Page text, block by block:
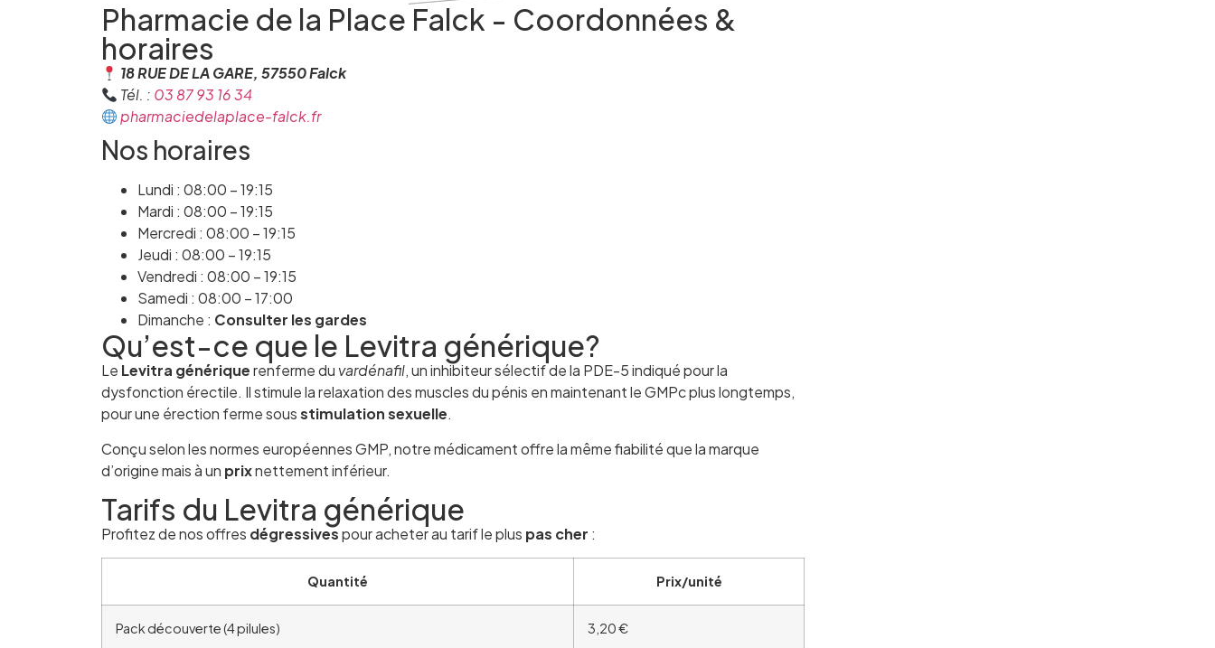
Pharmacie de la Place Falck - Coordonnées &
horaires
18 RUE DE LA GARE, 57550 Falck
Tél. : 03 87 93 16 34
pharmaciedelaplace-falck.fr
Nos horaires
Lundi : 08:00 – 19:15
Mardi : 08:00 – 19:15
Mercredi : 08:00 – 19:15
Jeudi : 08:00 – 19:15
Vendredi : 08:00 – 19:15
Samedi : 08:00 – 17:00
Dimanche : Consulter les gardes
Qu’est-ce que le Levitra générique?
Le Levitra génériquerenferme du vardénafil, un inhibiteur sélectif de la PDE-5 indiqué pour la
dysfonction érectile. Il stimule la relaxation des muscles du pénis en maintenant le GMPc plus longtemps,
pour une érection ferme sousstimulation sexuelle.
Conçu selon les normes européennes GMP, notre médicament offre la même fiabilité que la marque
d’origine mais à un prixnettement inférieur.
Tarifs du Levitra générique
Profitez de nos offres dégressivespour acheter au tarif le plus pas cher :
Quantité Prix/unité
Pack découverte (4 pilules) 3,20 €